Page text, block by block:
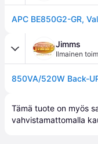
Jimms
Ilmainen
Tämä tuote on myös
vahvistamattomalla